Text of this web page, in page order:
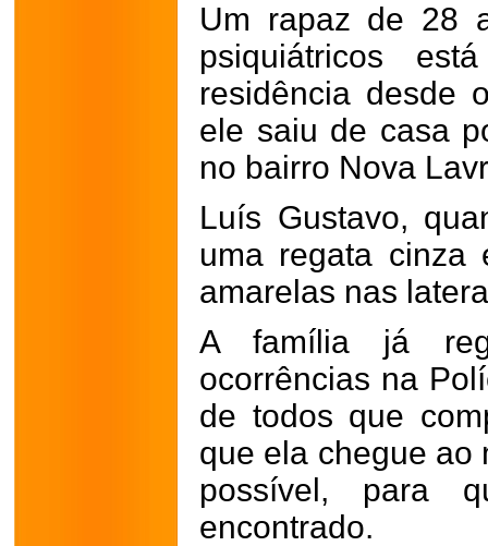
Um rapaz de 28
psiquiátricos
residência desde
ele saiu de casa
no bairro Nova
Luís Gustavo,
uma regata cinza
amarelas nas
A família já
ocorrências na
de todos que
que ela chegue ao
possível, para
encontrado.